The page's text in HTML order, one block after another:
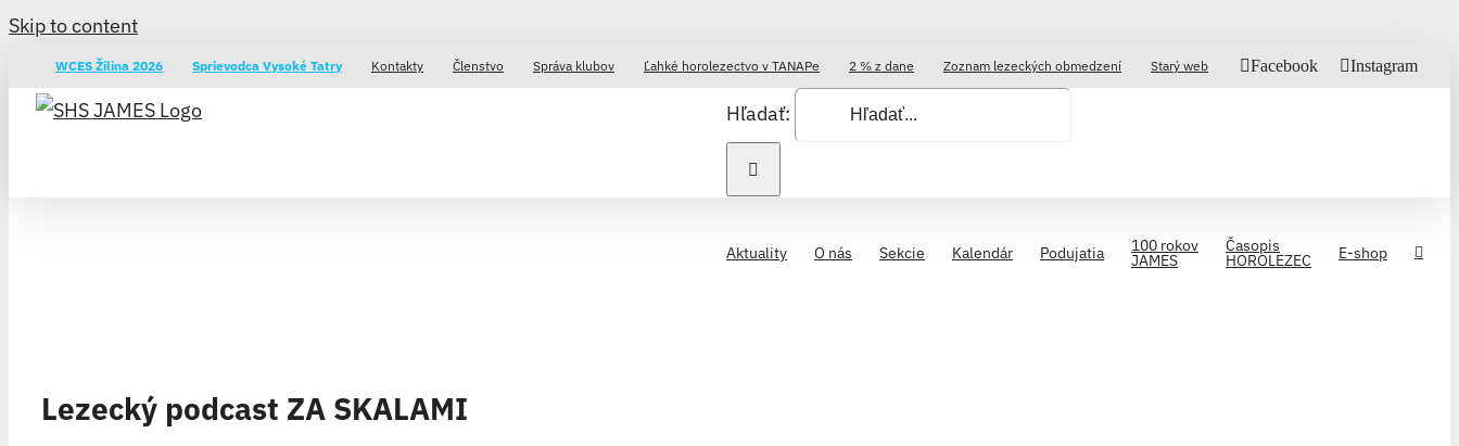
Skip to content
WCES Žilina 2026 Sprievodca Vysoké Tatry Kontakty Členstvo Správa klubov Ľahké horolezectvo v TANAPe 2 % z dane Zoznam lezeckých obmedzení Starý web Facebook Instagram
Hľadať:
Aktuality O nás Sekcie Kalendár Podujatia 100 rokov
JAMES
Časopis
HOROLEZEC E-shop
Lezecký podcast ZA SKALAMI